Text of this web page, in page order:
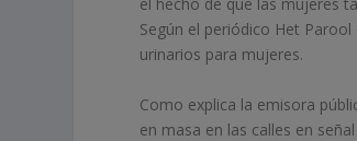
el hecho de que las mujeres
Según el periódico Het
urinarios para mujeres.
Como explica la emisora
en masa en las calles en